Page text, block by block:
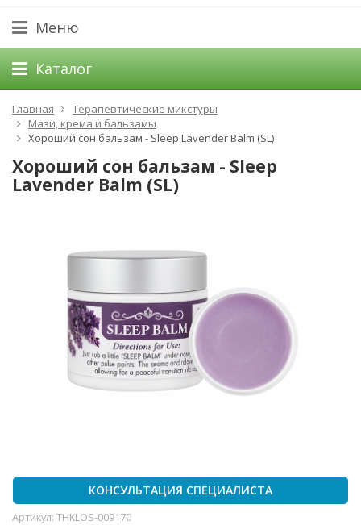
Меню
Каталог
Главная
Терапевтические микстуры
Мази, крема и бальзамы
Хороший сон бальзам - Sleep Lavender Balm (SL)
Хороший сон бальзам - Sleep
Lavender Balm (SL)
КОНСУЛЬТАЦИЯ СПЕЦИАЛИСТА
Артикул: THKLOS-009170